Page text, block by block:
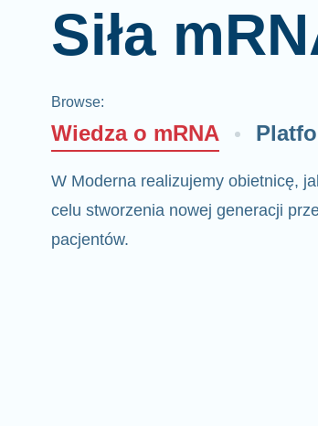
Siła
Browse:
Wiedza o mRNA
W Moderna realizujemy obietnicę,
celu stworzenia nowej generacji
pacjentów.